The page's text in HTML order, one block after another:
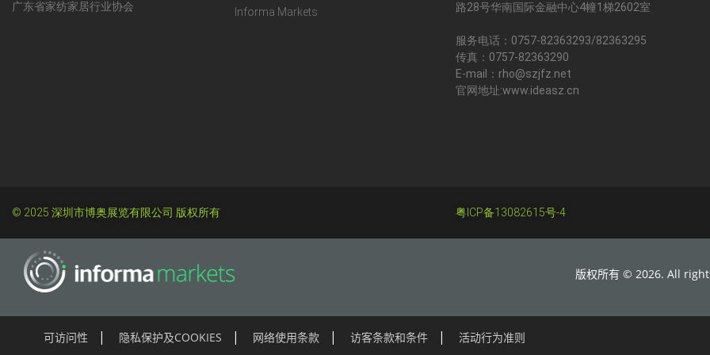
广东省家纺家居行业协会 Informa Markets
路28号华南国际金融中心4幢1梯2602室
服务电话：0757-82363293/82363295
传真：0757-82363290
E-mail：rho@szjfz.net
官网地址:www.ideasz.cn
© 2025 深圳市博奥展览有限公司 版权所有 粤ICP备13082615号-4
版权所有 © 2026. All
可访问性 隐私保护及COOKIES 网络使用条款 访客条款和条件 活动行为准则